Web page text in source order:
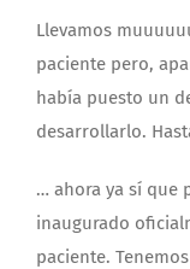
Llevamos
paciente pero,
había puesto un
desarrollarlo.
… ahora ya sí que
inaugurado
paciente.